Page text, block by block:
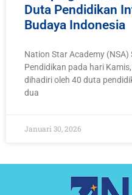
Duta Pendidikan
Budaya Indonesia
Nation Star Academy
Pendidikan pada hari
dihadiri oleh 40 duta
dua
Januari 30, 2026